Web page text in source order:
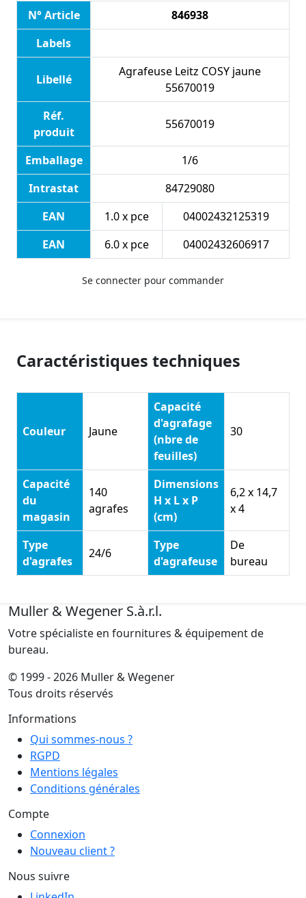
N° Article
846938
Labels
Libellé
Agrafeuse Leitz COSY jaune
55670019
Réf.
produit
55670019
Emballage
1/6
Intrastat
84729080
EAN
1.0 x pce
04002432125319
EAN
6.0 x pce 04002432606917
Se connecter pour commander
Caractéristiques techniques
Couleur Jaune
Capacité
d'agrafage
(nbre de
feuilles)
30
Capacité
du
magasin
140
agrafes
Dimensions
H x L x P
(cm)
6,2 x 14,7
x 4
Type
d'agrafes
24/6
Type
d'agrafeuse
De
bureau
Muller & Wegener S.à.r.l.
Votre spécialiste en fournitures & équipement de
bureau.
© 1999 - 2026 Muller & Wegener
Tous droits réservés
Informations
Qui sommes-nous ?
RGPD
Mentions légales
Conditions générales
Compte
Connexion
Nouveau client ?
Nous suivre